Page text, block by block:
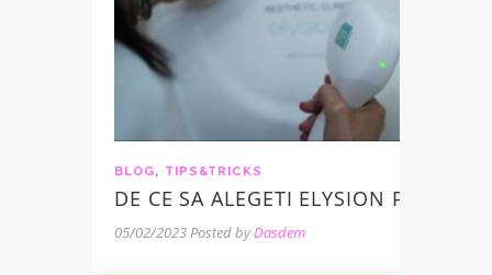
BLOG, TIPS&TRICKS
DE CE SA ALEGETI ELYSION PRO CA
05/02/2023Posted byDasdem